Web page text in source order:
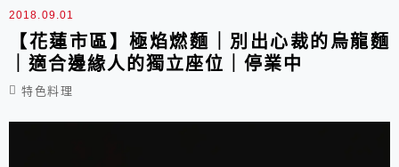
可惜喵。 P.S.店家對餐點很有自信，所以建議
只說好吃就好，我只是小小建議一下就被辱...
2018.09.01
【花蓮市區】極焰燃麵｜別出心裁的烏龍麵
｜適合邊緣人的獨立座位｜停業中
特色料理